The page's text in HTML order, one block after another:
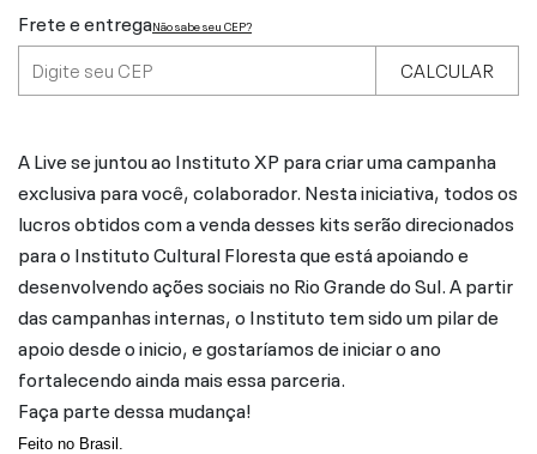
Frete e entregaNão sabe seu CEP?
CALCULAR
A Live se juntou ao Instituto XP para criar uma campanha
exclusiva para você, colaborador. Nesta iniciativa, todos os
lucros obtidos com a venda desses kits serão direcionados
para o Instituto Cultural Floresta que está apoiando e
desenvolvendo ações sociais no Rio Grande do Sul. A partir
das campanhas internas, o Instituto tem sido um pilar de
apoio desde o inicio, e gostaríamos de iniciar o ano
fortalecendo ainda mais essa parceria.
Faça parte dessa mudança!
Feito no Brasil.